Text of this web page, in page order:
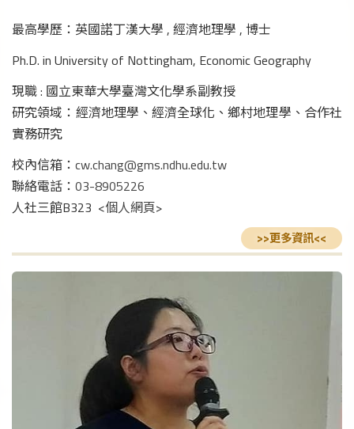
最高學歷：英國諾丁漢大學 , 經濟地理學 , 博士
Ph.D. inUniversity of Nottingham, Economic Geography
現職 : 國立東華大學臺灣文化學系副教授
研究領域：經濟地理學、經濟全球化、鄉村地理學、合作社
實務研究
校內信箱：cw.chang@gms.ndhu.edu.tw
聯絡電話：03-8905226
人社三館B323 <個人網頁>